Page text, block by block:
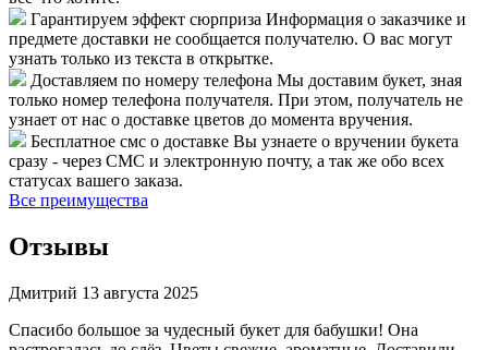
Гарантируем эффект сюрприза Информация о заказчике и
предмете доставки не сообщается получателю. О вас могут
узнать только из текста в открытке.
Доставляем по номеру телефона Мы доставим букет, зная
только номер телефона получателя. При этом, получатель не
узнает от нас о доставке цветов до момента вручения.
Бесплатное смс о доставке Вы узнаете о вручении букета
сразу - через СМС и электронную почту, а так же обо всех
статусах вашего заказа.
Все преимущества
Отзывы
Дмитрий 13 августа 2025
Спасибо большое за чудесный букет для бабушки! Она